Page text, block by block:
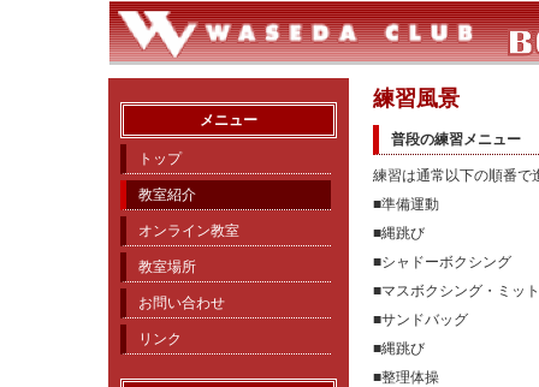
練習風景
普段の練習メニュー
練習は通常以下の順番で
■準備運動
■縄跳び
■シャドーボクシング
■マスボクシング・ミッ
■サンドバッグ
■縄跳び
■整理体操
メニュー
トップ
教室紹介
オンライン教室
教室場所
お問い合わせ
リンク